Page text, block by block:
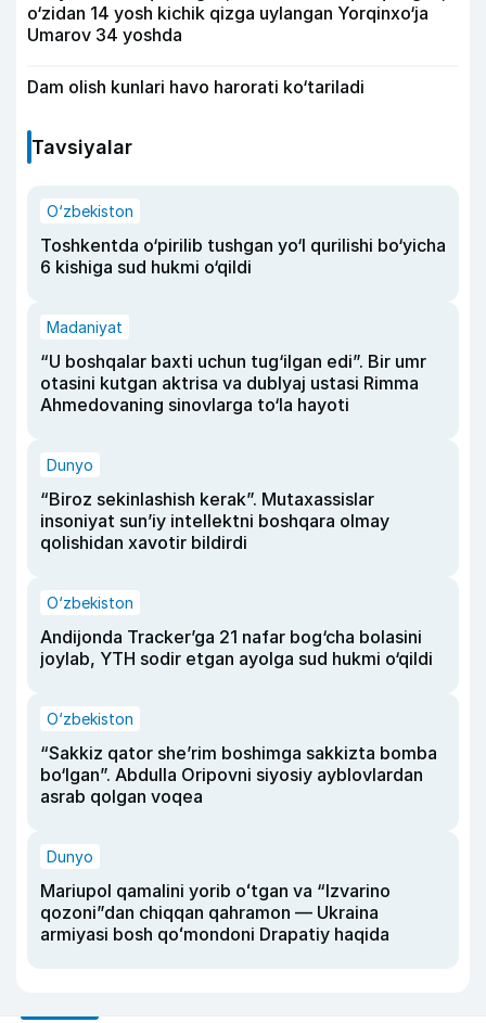
o‘zidan 14 yosh kichik qizga uylangan Yorqinxo‘ja
Umarov 34 yoshda
Dam olish kunlari havo harorati ko‘tariladi
Tavsiyalar
O‘zbekiston
Toshkentda o‘pirilib tushgan yo‘l qurilishi bo‘yicha
6 kishiga sud hukmi o‘qildi
Madaniyat
“U boshqalar baxti uchun tug‘ilgan edi”. Bir umr
otasini kutgan aktrisa va dublyaj ustasi Rimma
Ahmedovaning sinovlarga to‘la hayoti
Dunyo
“Biroz sekinlashish kerak”. Mutaxassislar
insoniyat sun’iy intellektni boshqara olmay
qolishidan xavotir bildirdi
O‘zbekiston
Andijonda Tracker’ga 21 nafar bog‘cha bolasini
joylab, YTH sodir etgan ayolga sud hukmi o‘qildi
O‘zbekiston
“Sakkiz qator she’rim boshimga sakkizta bomba
bo‘lgan”. Abdulla Oripovni siyosiy ayblovlardan
asrab qolgan voqea
Dunyo
Mariupol qamalini yorib oʻtgan va “Izvarino
qozoni”dan chiqqan qahramon — Ukraina
armiyasi bosh qoʻmondoni Drapatiy haqida